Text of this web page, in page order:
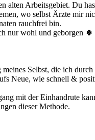
alten Arbeitsgebiet. Du
wo selbst Ärzte mir
rauchfrei bin.
nur wohl und geborgen 🍀
Selbst, die ich
Neue, wie schnell &
mit der Einhandrute
dieser Methode.